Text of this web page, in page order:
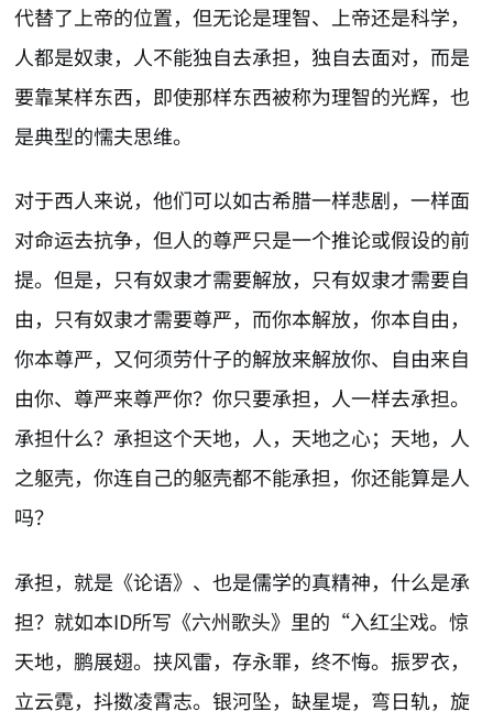
代替了上帝的位置，但无论是理智、上帝还是科学，
人都是奴隶，人不能独自去承担，独自去面对，而是
要靠某样东西，即使那样东西被称为理智的光辉，也
是典型的懦夫思维。
对于西人来说，他们可以如古希腊一样悲剧，一样面
对命运去抗争，但人的尊严只是一个推论或假设的前
提。但是，只有奴隶才需要解放，只有奴隶才需要自
由，只有奴隶才需要尊严，而你本解放，你本自由，
你本尊严，又何须劳什子的解放来解放你、自由来自
由你、尊严来尊严你？你只要承担，人一样去承担。
承担什么？承担这个天地，人，天地之心；天地，人
之躯壳，你连自己的躯壳都不能承担，你还能算是人
吗？
承担，就是《论语》、也是儒学的真精神，什么是承
担？就如本ID所写《六州歌头》里的“入红尘戏。惊
天地，鹏展翅。挟风雷，存永罪，终不悔。振罗衣，
立云霓，抖擞凌霄志。银河坠，缺星堤，弯日轨，旋